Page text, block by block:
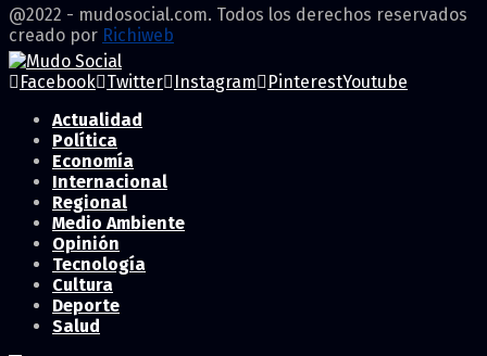
@2022 - mudosocial.com. Todos los derechos reservados
creado por Richiweb
Facebook Twitter Instagram PinterestYoutube
Actualidad
Política
Economía
Internacional
Regional
Medio Ambiente
Opinión
Tecnología
Cultura
Deporte
Salud